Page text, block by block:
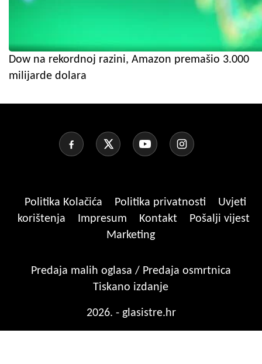
Dow na rekordnoj razini, Amazon premašio 3.000
milijarde dolara
Politika Kolačića Politika privatnosti
Uvjeti
korištenja
Impresum Kontakt
Pošalji vijest
Marketing
Predaja malih oglasa / Predaja osmrtnica
Tiskano izdanje
2026. - glasistre.hr